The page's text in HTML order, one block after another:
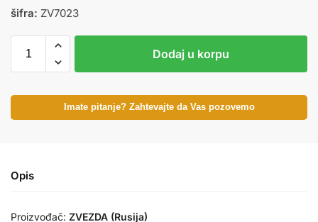
šifra: ZV7023
Dodaj u korpu
Imate pitanje? Zahtevajte da Vas pozovemo
Opis
Proizvođač: ZVEZDA (Rusija)